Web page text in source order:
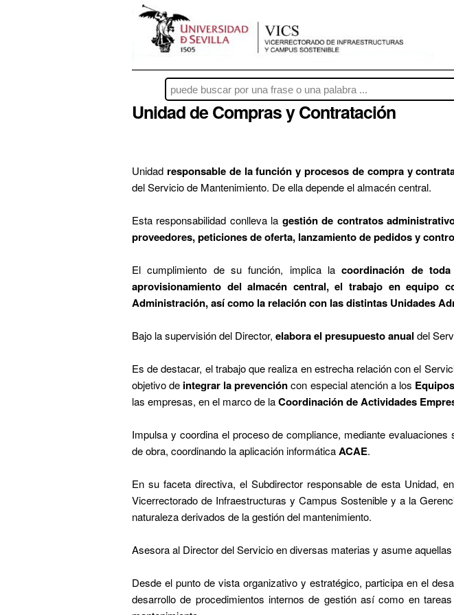
Unidad de Compras y Contratación
Unidad responsable de la función y procesos de compra y
del Servicio de Mantenimiento. De ella depende el almacén central.
Esta responsabilidad conlleva la gestión de contratos
proveedores, peticiones de oferta, lanzamiento de pedidos y
El cumplimiento de su función, implica lacoordinación de
aprovisionamiento del almacén central, el trabajo en equipo
Administración, así como la relación con las distintas Unidades
Bajo la supervisión del Director, elabora el presupuesto anual del
Es de destacar, el trabajo que realiza en estrecha relación con el
objetivo de integrar la prevencióncon especial atención a los
las empresas, en el marco de laCoordinación de Actividades
Impulsa y coordina el proceso de compliance, mediante
de obra, coordinando la aplicación informáticaACAE.
En su faceta directiva, el Subdirector responsable de esta Unidad,
Vicerrectorado de Infraestructuras y Campus Sostenible y a la
naturaleza derivados de la gestión del mantenimiento.
Asesora al Director del Servicio en diversas materias y asume
Desde el punto de vista organizativo y estratégico, participa en el
desarrollo de procedimientos internos de gestión así como en